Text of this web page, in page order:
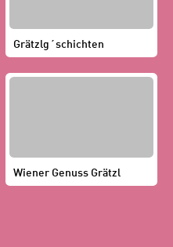
Grätzlg´schichten
Wiener Genuss Grätzl